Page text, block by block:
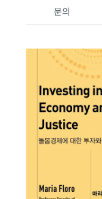
문의